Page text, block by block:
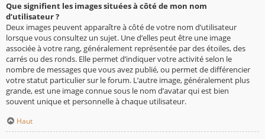
Que signifient les images situées à côté de mon nom
d’utilisateur ?
Deux images peuvent apparaître à côté de votre nom d’utilisateur
lorsque vous consultez un sujet. Une d’elles peut être une image
associée à votre rang, généralement représentée par des étoiles, des
carrés ou des ronds. Elle permet d’indiquer votre activité selon le
nombre de messages que vous avez publié, ou permet de différencier
votre statut particulier sur le forum. L’autre image, généralement plus
grande, est une image connue sous le nom d’avatar qui est bien
souvent unique et personnelle à chaque utilisateur.
Haut